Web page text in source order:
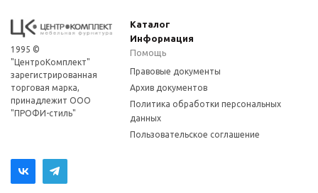
1995 ©
"ЦентроКомплект"
зарегистрированная
торговая марка,
принадлежит ООО
"ПРОФИ-стиль"
Каталог
Информация
Помощь
Правовые документы
Архив документов
Политика обработки персональных
данных
Пользовательское соглашение